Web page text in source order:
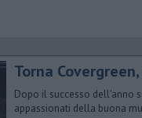
Torna
Dopo il successo dell'anno
appassionati della buona